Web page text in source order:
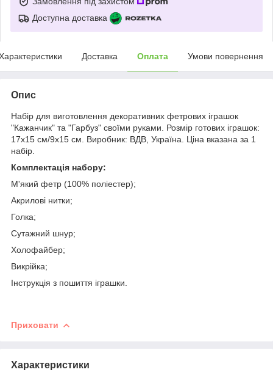
Доступна доставка
Доставка Оплата Умови повернення
Опис
Набір для виготовлення декоративних фетрових іграшок
"Кажанчик" та "Гарбуз" своїми руками. Розмір готових іграшок:
17х15 см/9х15 см. Виробник: ВДВ, Україна. Ціна вказана за 1
набір.
Комплектація набору:
М'який фетр (100% поліестер);
Акрилові нитки;
Голка;
Сутажний шнур;
Холофайбер;
Викрійка;
Інструкція з пошиття іграшки.
Приховати
Характеристики